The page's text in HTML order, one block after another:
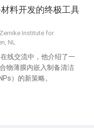
料开发的终极工具
Institute for
NL
线交流中，他介绍了一
物薄膜内嵌入制备清洁
）的新策略。